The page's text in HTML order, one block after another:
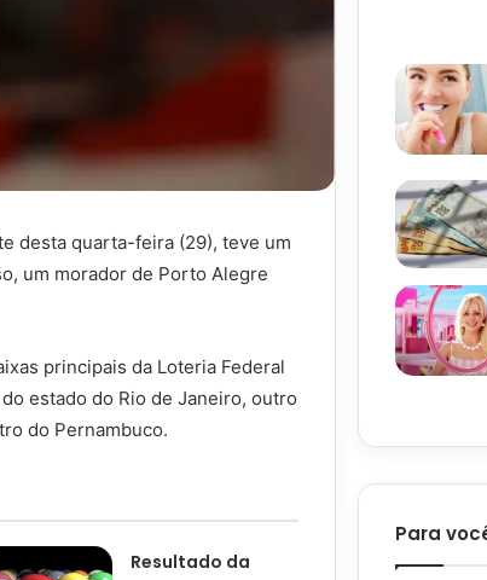
desta quarta-feira (29), teve um
um morador de Porto Alegre
principais da Loteria Federal
estado do Rio de Janeiro, outro
do Pernambuco.
Resultado da
Para